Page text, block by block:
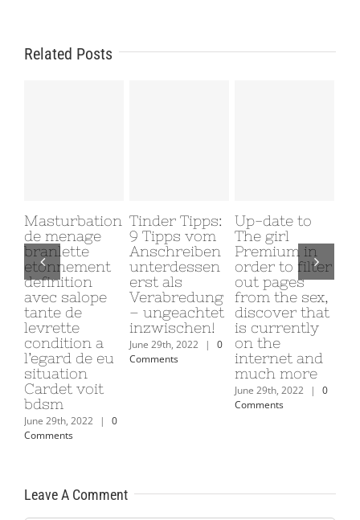
Related Posts
salope
de
a
de eu
voit
2022 | 0
Tinder Tipps:
9 Tipps vom
Anschreiben
unterdessen
erst als
Verabredung
– ungeachtet
inzwischen!
June 29th, 2022 | 0
Comments
Up-date to
The girl
Premium in
order to filter
out pages
from the sex,
discover that
is currently
on the
internet and
much more
June 29th, 2022 | 0
Why I’d
Girl To
Me Nude
June 29th, 2022
Comments
Leave A Comment